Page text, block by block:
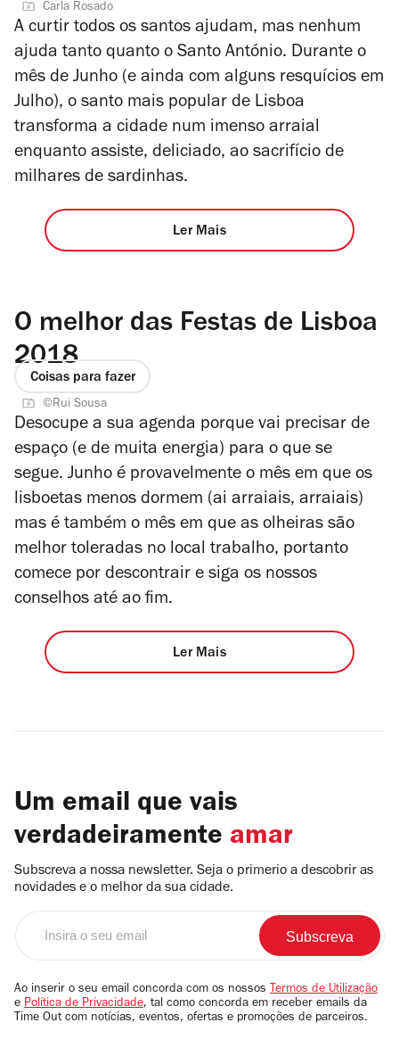
Carla Rosado
A curtir todos os santos ajudam, mas nenhum
ajuda tanto quanto o Santo António. Durante o
mês de Junho (e ainda com alguns resquícios em
Julho), o santo mais popular de Lisboa
transforma a cidade num imenso arraial
enquanto assiste, deliciado, ao sacrifício de
milhares de sardinhas.
Ler Mais
O melhor das Festas de Lisboa
2018
Coisas para fazer
©Rui Sousa
Desocupe a sua agenda porque vai precisar de
espaço (e de muita energia) para o que se
segue. Junho é provavelmente o mês em que os
lisboetas menos dormem (ai arraiais, arraiais)
mas é também o mês em que as olheiras são
melhor toleradas no local trabalho, portanto
comece por descontrair e siga os nossos
conselhos até ao fim.
Ler Mais
Um email que vais
verdadeiramente amar
Subscreva a nossa newsletter. Seja o primerio a descobrir as
novidades e o melhor da sua cidade.
email
Ao inserir o seu email concorda com os nossos Termos de Utilização
e Política de Privacidade, tal como concorda em receber emails da
Time Out com notícias, eventos, ofertas e promoções de parceiros.